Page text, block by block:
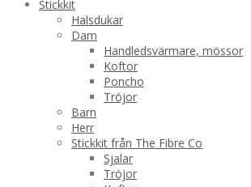
Stickkit
Halsdukar
Dam
Handledsvärmare, mössor
Koftor
Poncho
Tröjor
Barn
Herr
Stickkit från The Fibre Co
Sjalar
Tröjor